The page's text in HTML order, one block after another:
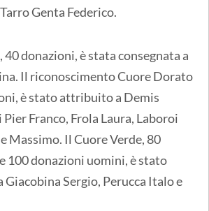
Genta Federico.
40 donazioni, è stata consegnata a
Il riconoscimento Cuore Dorato
è stato attribuito a Demis
Franco, Frola Laura, Laboroi
Massimo. Il Cuore Verde, 80
100 donazioni uomini, è stato
Giacobina Sergio, Perucca Italo e